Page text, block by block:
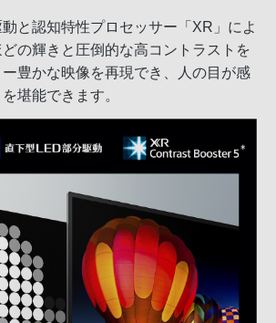
と認知特性プロセッサー「XR」によ
の輝きと圧倒的な高コントラストを
豊かな映像を再現でき、人の目が感
堪能できます。